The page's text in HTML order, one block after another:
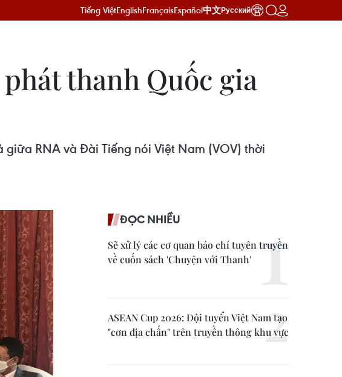
Tiếng ViệtEnglishFrançaisEspañol中文Русский
thanh Quốc gia
RNA và Đài Tiếng nói Việt Nam (VOV) thời
ĐỌC NHIỀU
Sẽ xử lý các cơ quan báo chí tuyên truyền
về cuốn sách 'Chuyện với Thanh'
ASEAN Cup 2026: Đội tuyển Việt Nam tạo
"cơn địa chấn" trên truyền thông khu vực